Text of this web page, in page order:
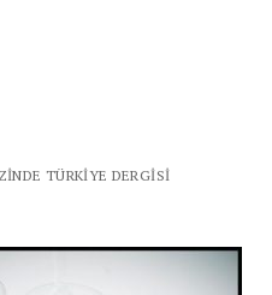
TÜRKIYE DERGISI